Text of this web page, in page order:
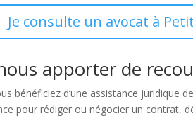
Je consulte un avocat à
apporter de
bénéficiez d’une assistance
pour rédiger ou négocier un contrat,